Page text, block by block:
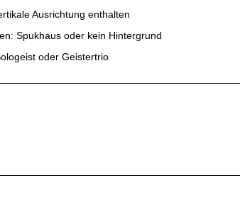
Ausrichtung enthalten
Spukhaus oder kein Hintergrund
oder Geistertrio